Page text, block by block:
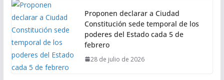
Proponen declarar a Ciudad
Constitución sede temporal de los
poderes del Estado cada 5 de
febrero
28 de julio de 2026